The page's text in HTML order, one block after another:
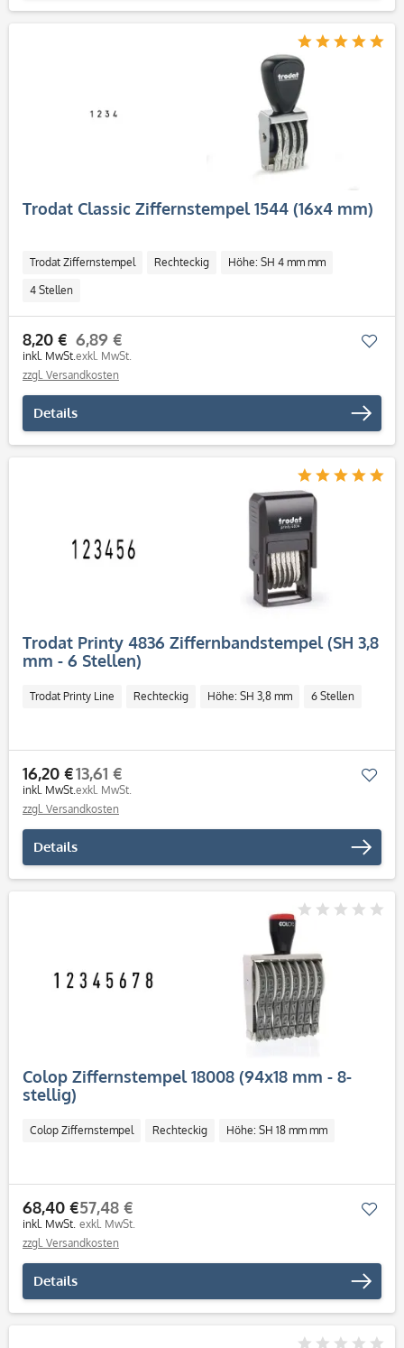
Trodat Classic Ziffernstempel 1544 (16x4 mm)
Trodat Ziffernstempel Rechteckig Höhe: SH 4 mm mm
4 Stellen
8,20 €
inkl. MwSt.
6,89 €
exkl. MwSt.
zzgl. Versandkosten
Details
Trodat Printy 4836 Ziffernbandstempel (SH 3,8
mm - 6 Stellen)
Trodat Printy Line Rechteckig Höhe: SH 3,8 mm 6 Stellen
16,20 €
inkl. MwSt.
13,61 €
exkl. MwSt.
zzgl. Versandkosten
Details
Colop Ziffernstempel 18008 (94x18 mm - 8-
stellig)
Colop Ziffernstempel Rechteckig Höhe: SH 18 mm mm
68,40 €
inkl. MwSt.
57,48 €
exkl. MwSt.
zzgl. Versandkosten
Details